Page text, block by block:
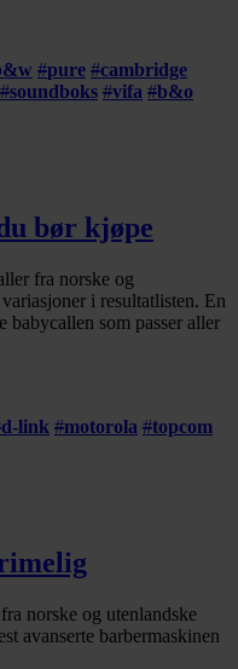
#pure #cambridge
#soundboks #vifa #b&o
bør kjøpe
fra norske og
i resultatlisten. En
som passer aller
d-link #motorola #topcom
norske og utenlandske
avanserte barbermaskinen